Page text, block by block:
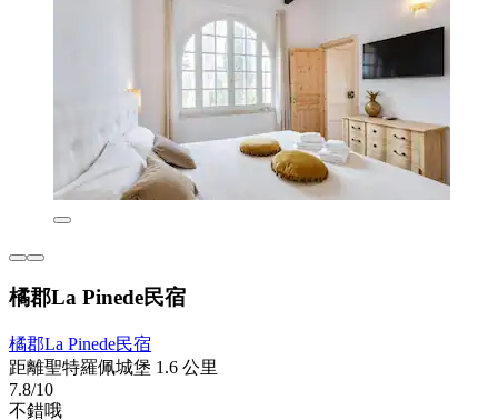
橘郡La Pinede民宿
橘郡La Pinede民宿
距離聖特羅佩城堡 1.6 公里
7.8/10
不錯哦